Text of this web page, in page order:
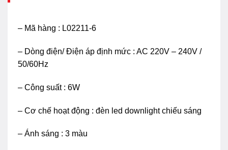
– Mã hàng : L02211-6
– Dòng điện/ Điện áp định mức : AC 220V – 240V /
50/60Hz
– Công suất : 6W
– Cơ chế hoạt động : đèn led downlight chiếu sáng
– Ánh sáng : 3 màu